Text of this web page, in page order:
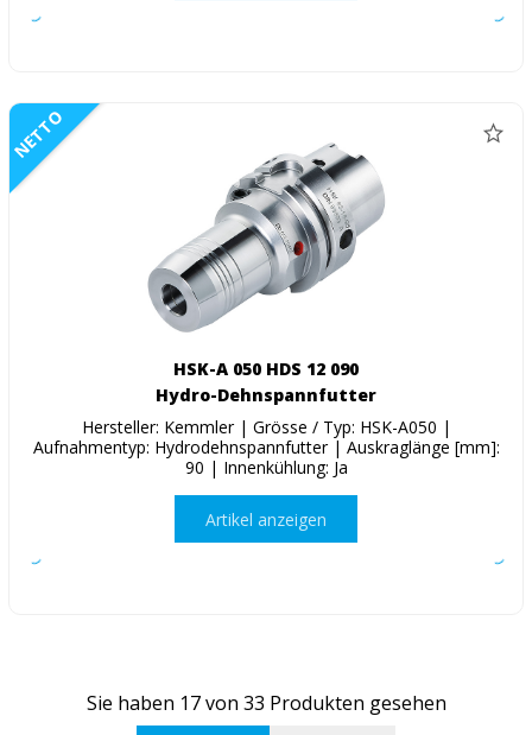
NETTO
HSK-A 050 HDS 12 090
Hydro-Dehnspannfutter
Hersteller: Kemmler | Grösse / Typ: HSK-A050 |
Aufnahmentyp: Hydrodehnspannfutter | Auskraglänge [mm]:
90 | Innenkühlung: Ja
Artikel anzeigen
Sie haben 17von 33 Produkten gesehen